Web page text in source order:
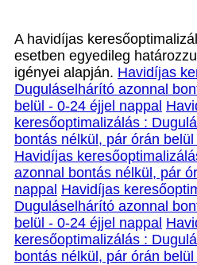
A havidíjas
esetben egyedileg
igényei alapján. Havidíjas
Duguláselhárító azonnal
belül - 0-24 éjjel nappal
keresőoptimalizálás :
bontás nélkül, pár órán
Havidíjas
azonnal bontás nélkül, pár
nappal Havidíjas
Duguláselhárító azonnal
belül - 0-24 éjjel nappal
keresőoptimalizálás :
bontás nélkül, pár órán